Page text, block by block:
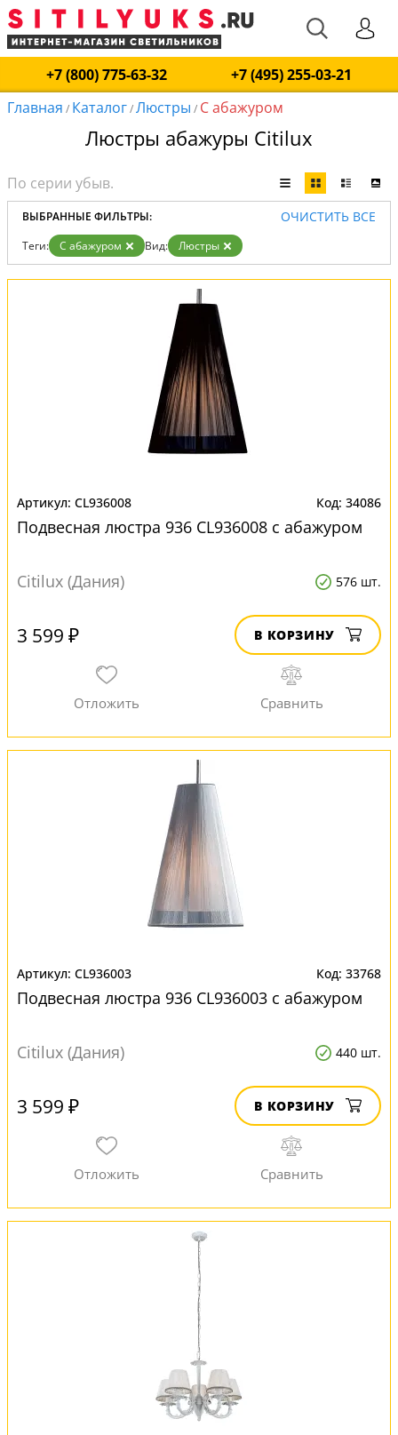
+7 (800) 775-63-32
+7 (495) 255-03-21
Главная / Каталог/Люстры / С абажуром
Люстры абажуры Citilux
ВЫБРАННЫЕ ФИЛЬТРЫ: ОЧИСТИТЬ ВСЕ
Теги: С абажуром Вид: Люстры
CL936008 34086
Подвесная люстра 936 CL936008 с абажуром
Citilux (Дания) 576 шт.
3 599 ₽ В КОРЗИНУ
CL936003 33768
Подвесная люстра 936 CL936003 с абажуром
Citilux (Дания) 440 шт.
3 599 ₽ В КОРЗИНУ